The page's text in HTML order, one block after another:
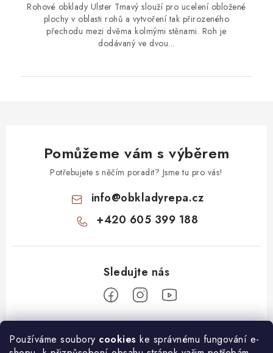
Používáme soubory cookies ke správnému fungování e-
Rohové obklady Ulster Tmavý slouží pro ucelení obložené
plochy v oblasti rohů a vytvoření tak přirozeného
přechodu mezi dvěma kolmými stěnami. Roh je
dodávaný ve dvou...
Pomůžeme vám s výběrem
Potřebujete s něčím poradit? Jsme tu pro vás!
info@obkladyrepa.cz
+420 605 399 188
Z